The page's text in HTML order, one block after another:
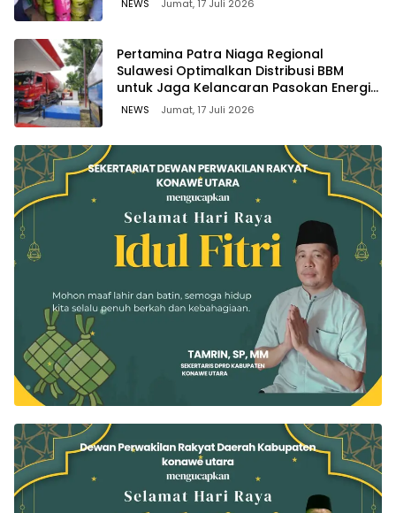
NEWS Jumat, 17 Juli 2026
Pertamina Patra Niaga Regional
Sulawesi Optimalkan Distribusi BBM
untuk Jaga Kelancaran Pasokan Energi
di Seluruh Wilayah Sulawesi
NEWS Jumat, 17 Juli 2026